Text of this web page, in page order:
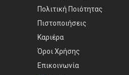
Πολιτική Ποιότητας
Πιστοποιήσεις
Καριέρα
Όροι Χρήσης
Επικοινωνία